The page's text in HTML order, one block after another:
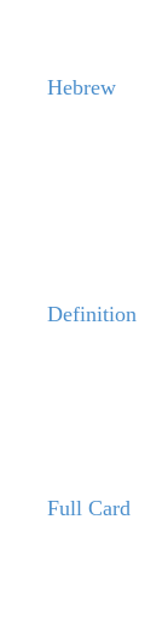
Hebrew
Definition
Full Card